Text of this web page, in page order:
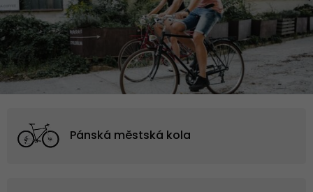
Pánská městská kola